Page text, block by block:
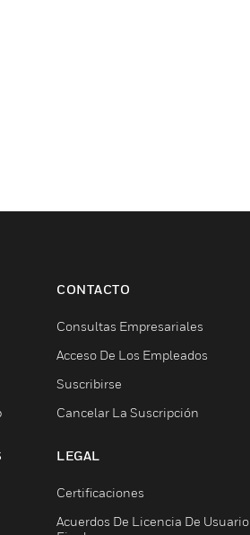
CONTACTO
Consultas Empresariales
Acceso De Los Empleados
Suscribirse
Cancelar La Suscripción
LEGAL
Certificaciones
Acuerdos De Licencia De Usuario